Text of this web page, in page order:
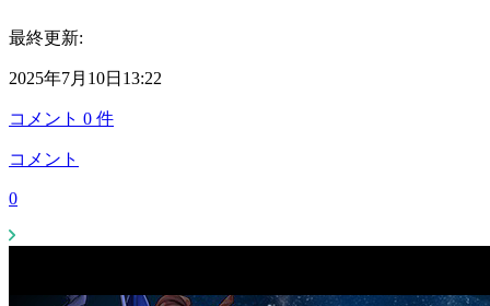
最終更新:
2025年7月10日13:22
コメント 0 件
コメント
0